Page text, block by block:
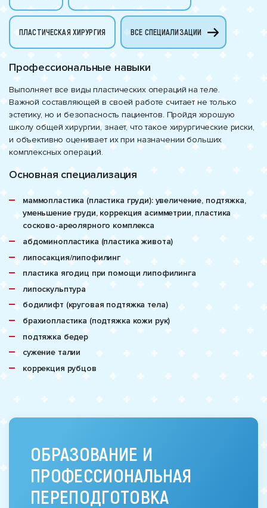
ПЛАСТИЧЕСКАЯ ХИРУРГИЯ ВСЕ СПЕЦИАЛИЗАЦИИ
Профессиональные навыки
Выполняет все виды пластических операций на теле.
Важной составляющей в своей работе считает не только
эстетику, но и безопасность пациентов. Пройдя хорошую
школу общей хирургии, знает, что такое хирургические риски,
и объективно оценивает их при назначении больших
комплексных операций.
Основная специализация
маммопластика (пластика груди): увеличение, подтяжка,
уменьшение груди, коррекция асимметрии, пластика
сосково-ареолярного комплекса
абдоминопластика (пластика живота)
липосакция/липофилинг
пластика ягодиц при помощи липофилинга
липоскульптура
бодилифт (круговая подтяжка тела)
брахиопластика (подтяжка кожи рук)
подтяжка бедер
сужение талии
коррекция рубцов
ОБРАЗОВАНИЕ И
ПРОФЕССИОНАЛЬНАЯ
ПЕРЕПОДГОТОВКА